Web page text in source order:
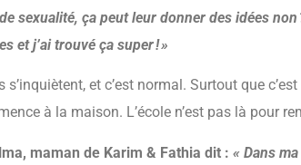
sexualité, ça peut leur donner des idées
et j’ai trouvé ça super ! »
s’inquiètent, et c’est normal. Surtout que
à la maison. L’école n’est pas là pour
maman de Karim & Fathia dit : « Dans